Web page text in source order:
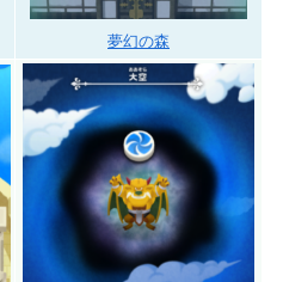
夢幻の森